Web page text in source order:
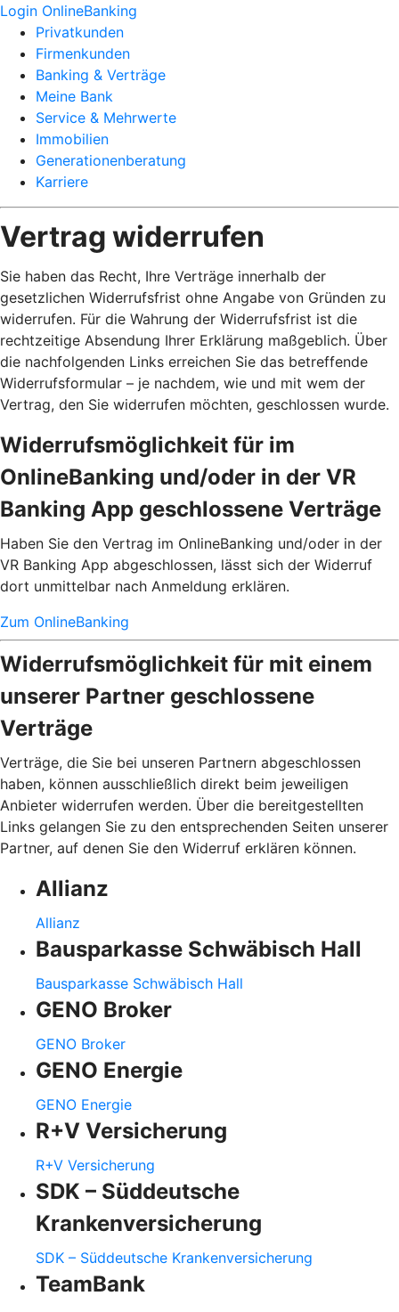
Login OnlineBanking
Privatkunden
Firmenkunden
Banking & Verträge
Meine Bank
Service & Mehrwerte
Immobilien
Generationenberatung
Karriere
Vertrag widerrufen
Sie haben das Recht, Ihre Verträge innerhalb der
gesetzlichen Widerrufsfrist ohne Angabe von Gründen zu
widerrufen. Für die Wahrung der Widerrufsfrist ist die
rechtzeitige Absendung Ihrer Erklärung maßgeblich. Über
die nachfolgenden Links erreichen Sie das betreffende
Widerrufsformular – je nachdem, wie und mit wem der
Vertrag, den Sie widerrufen möchten, geschlossen wurde.
Widerrufsmöglichkeit für im
OnlineBanking und/oder in der VR
Banking App geschlossene Verträge
Haben Sie den Vertrag im OnlineBanking und/oder in der
VR Banking App abgeschlossen, lässt sich der Widerruf
dort unmittelbar nach Anmeldung erklären.
Zum OnlineBanking
Widerrufsmöglichkeit für mit einem
unserer Partner geschlossene
Verträge
Verträge, die Sie bei unseren Partnern abgeschlossen
haben, können ausschließlich direkt beim jeweiligen
Anbieter widerrufen werden. Über die bereitgestellten
Links gelangen Sie zu den entsprechenden Seiten unserer
Partner, auf denen Sie den Widerruf erklären können.
Allianz
Allianz
Bausparkasse Schwäbisch Hall
Bausparkasse Schwäbisch Hall
GENO Broker
GENO Broker
GENO Energie
GENO Energie
R+V Versicherung
R+V Versicherung
SDK – Süddeutsche
Krankenversicherung
SDK – Süddeutsche Krankenversicherung
TeamBank